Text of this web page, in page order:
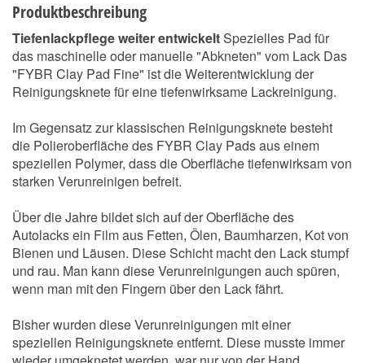
Produktbeschreibung
Tiefenlackpflege weiter entwickeltSpezielles Pad für
das maschinelle oder manuelle "Abkneten" vom Lack Das
"FYBR Clay Pad Fine" ist die Weiterentwicklung der
Reinigungsknete für eine tiefenwirksame Lackreinigung.
Im Gegensatz zur klassischen Reinigungsknete besteht
die Polieroberfläche des FYBR Clay Pads aus einem
speziellen Polymer, dass die Oberfläche tiefenwirksam von
starken Verunreinigen befreit.
Über die Jahre bildet sich auf der Oberfläche des
Autolacks ein Film aus Fetten, Ölen, Baumharzen, Kot von
Bienen und Läusen. Diese Schicht macht den Lack stumpf
und rau. Man kann diese Verunreinigungen auch spüren,
wenn man mit den Fingern über den Lack fährt.
Bisher wurden diese Verunreinigungen mit einer
speziellen Reinigungsknete entfernt. Diese musste immer